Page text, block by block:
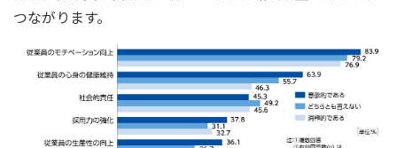
つながります。